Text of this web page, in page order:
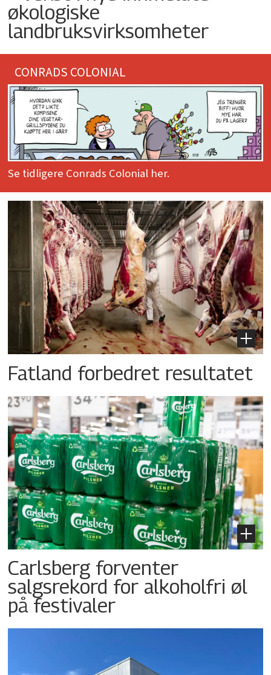
økologiske
landbruksvirksomheter
CONRADS COLONIAL
Se tidligere Conrads Colonial her.
Fatland forbedret resultatet
Carlsberg forventer
salgsrekord for alkoholfri øl
på festivaler